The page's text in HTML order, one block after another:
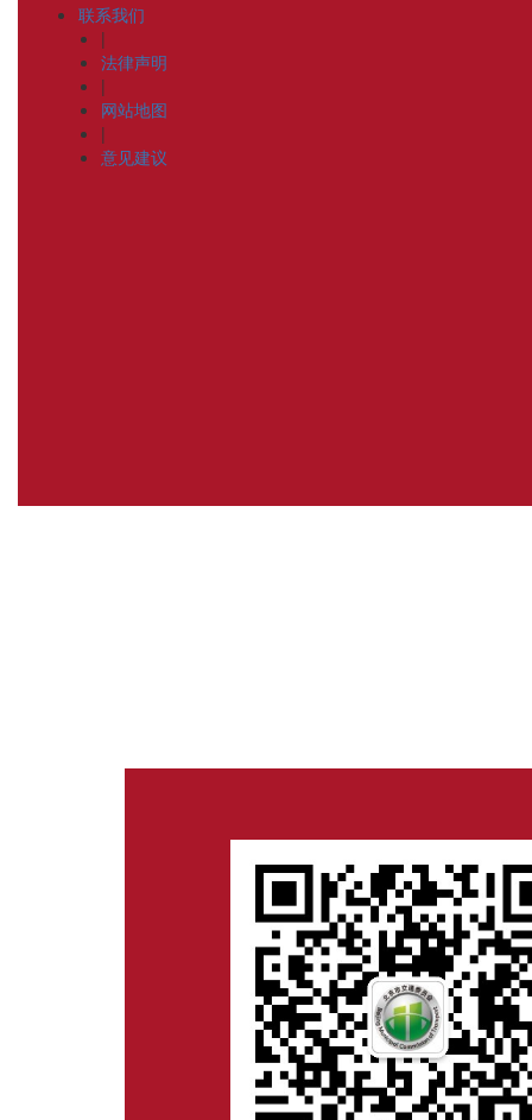
联系我们
|
法律声明
|
网站地图
|
意见建议